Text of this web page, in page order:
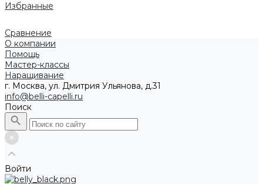
Избранные
Сравнение
О компании
Помощь
Мастер-классы
Наращивание
г. Москва, ул. Дмитрия Ульянова, д.31
info@belli-capelli.ru
Поиск
Войти